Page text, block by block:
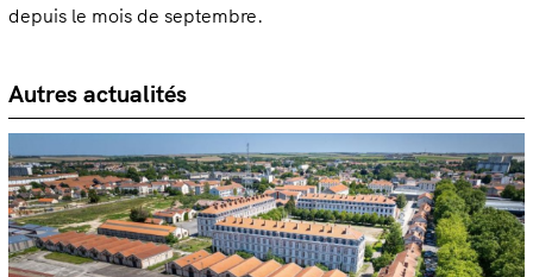
depuis le mois de septembre.
Autres actualités